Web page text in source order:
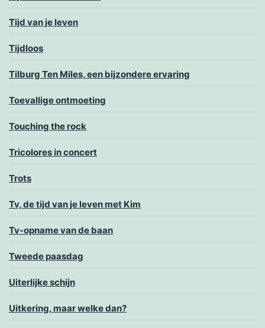
Tijd van je leven
Tijdloos
Tilburg Ten Miles, een bijzondere ervaring
Toevallige ontmoeting
Touching the rock
Tricolores in concert
Trots
Tv, de tijd van je leven met Kim
Tv-opname van de baan
Tweede paasdag
Uiterlijke schijn
Uitkering, maar welke dan?